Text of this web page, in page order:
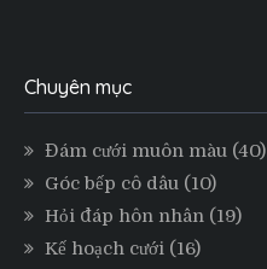
Chuyên mục
Đám cưới muôn màu (40)
Góc bếp cô dâu (10)
Hỏi đáp hôn nhân (19)
Kế hoạch cưới (16)